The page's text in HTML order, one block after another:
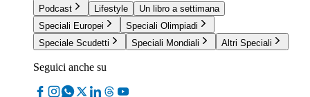
Podcast
Lifestyle
Un libro a settimana
Speciali Europei
Speciali Olimpiadi
Speciale Scudetti
Speciali Mondiali Altri Speciali
Seguici anche su